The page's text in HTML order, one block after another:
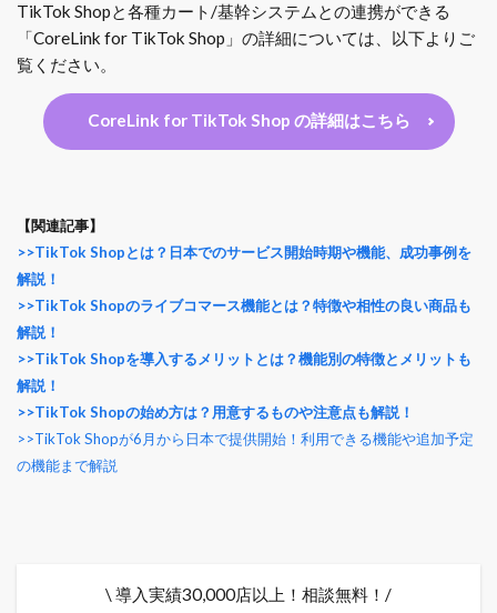
TikTok Shopと各種カート/基幹システムとの連携ができる
「CoreLink for TikTok Shop」の詳細については、以下よりご
覧ください。
CoreLink for TikTok Shop の詳細はこちら
【関連記事】
>>TikTok Shopとは？日本でのサービス開始時期や機能、成功事例を
解説！
>>TikTok Shopのライブコマース機能とは？特徴や相性の良い商品も
解説！
>>TikTok Shopを導入するメリットとは？機能別の特徴とメリットも
解説！
>>TikTok Shopの始め方は？用意するものや注意点も解説！
>>TikTok Shopが6月から日本で提供開始！利用できる機能や追加予定
の機能まで解説
\ 導入実績30,000店以上！相談無料！/